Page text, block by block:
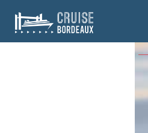
Cruise
Bordeaux,